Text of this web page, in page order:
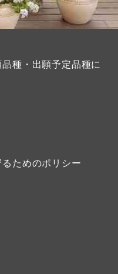
種・出願予定品種に
ためのポリシー